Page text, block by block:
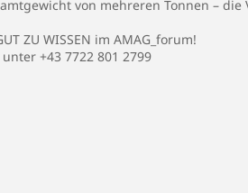
von mehreren Tonnen –
ZU WISSEN im AMAG_forum!
+43 7722 801 2799